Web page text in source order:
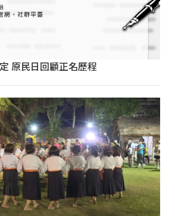
原民日回顧正名歷程